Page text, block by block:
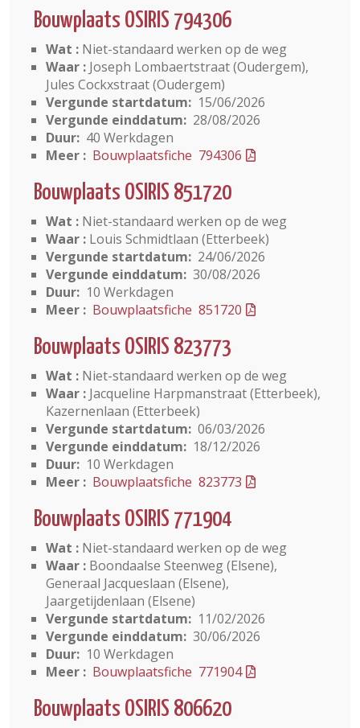
Bouwplaats OSIRIS 794306
Wat : Niet-standaard werken op de weg
Waar : Joseph Lombaertstraat (Oudergem),
Jules Cockxstraat (Oudergem)
Vergunde startdatum: 15/06/2026
Vergunde einddatum: 28/08/2026
Duur: 40 Werkdagen
Meer : Bouwplaatsfiche 794306
Bouwplaats OSIRIS 851720
Wat : Niet-standaard werken op de weg
Waar : Louis Schmidtlaan (Etterbeek)
Vergunde startdatum: 24/06/2026
Vergunde einddatum: 30/08/2026
Duur: 10 Werkdagen
Meer : Bouwplaatsfiche 851720
Bouwplaats OSIRIS 823773
Wat : Niet-standaard werken op de weg
Waar : Jacqueline Harpmanstraat (Etterbeek),
Kazernenlaan (Etterbeek)
Vergunde startdatum: 06/03/2026
Vergunde einddatum: 18/12/2026
Duur: 10 Werkdagen
Meer : Bouwplaatsfiche 823773
Bouwplaats OSIRIS 771904
Wat : Niet-standaard werken op de weg
Waar : Boondaalse Steenweg (Elsene),
Generaal Jacqueslaan (Elsene),
Jaargetijdenlaan (Elsene)
Vergunde startdatum: 11/02/2026
Vergunde einddatum: 30/06/2026
Duur: 10 Werkdagen
Meer : Bouwplaatsfiche 771904
Bouwplaats OSIRIS 806620